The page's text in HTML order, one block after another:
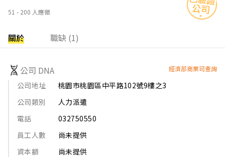
51 - 200 人應徵
關於 職缺 (1)
公司 DNA 經濟部商業司查詢
公司地址
桃園市桃園區中平路102號9樓之3
公司類別
人力派遣
電話
032750550
員工人數
尚未提供
資本額
尚未提供